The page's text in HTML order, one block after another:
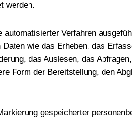
werden.
Verfahren
wie das Erheben, das
das Auslesen, das
Form der Bereitstellung, den
gespeicherter